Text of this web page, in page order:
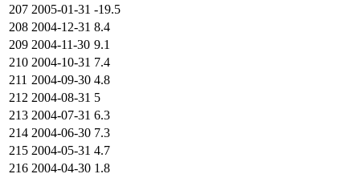
207 2005-01-31 -19.5
208 2004-12-31 8.4
209 2004-11-30 9.1
210 2004-10-31 7.4
211 2004-09-30 4.8
212 2004-08-31 5
213 2004-07-31 6.3
214 2004-06-30 7.3
215 2004-05-31 4.7
216 2004-04-30 1.8